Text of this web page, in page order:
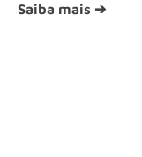
Saiba mais ➔